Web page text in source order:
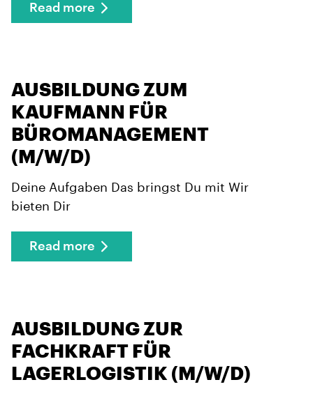
Read more
AUSBILDUNG ZUM
KAUFMANN FÜR
BÜROMANAGEMENT
(M/W/D)
Deine Aufgaben Das bringst Du mit Wir
bieten Dir
Read more
AUSBILDUNG ZUR
FACHKRAFT FÜR
LAGERLOGISTIK (M/W/D)